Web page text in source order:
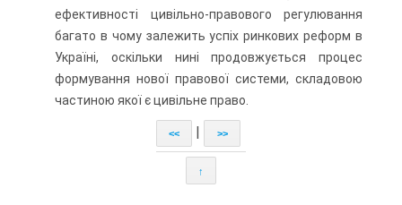
ефективності цивільно-правового регулювання
багато в чому залежить успіх ринкових реформ в
Україні, оскільки нині продовжується процес
формування нової правової системи, складовою
частиною якої є цивільне право.
<< >>
↑